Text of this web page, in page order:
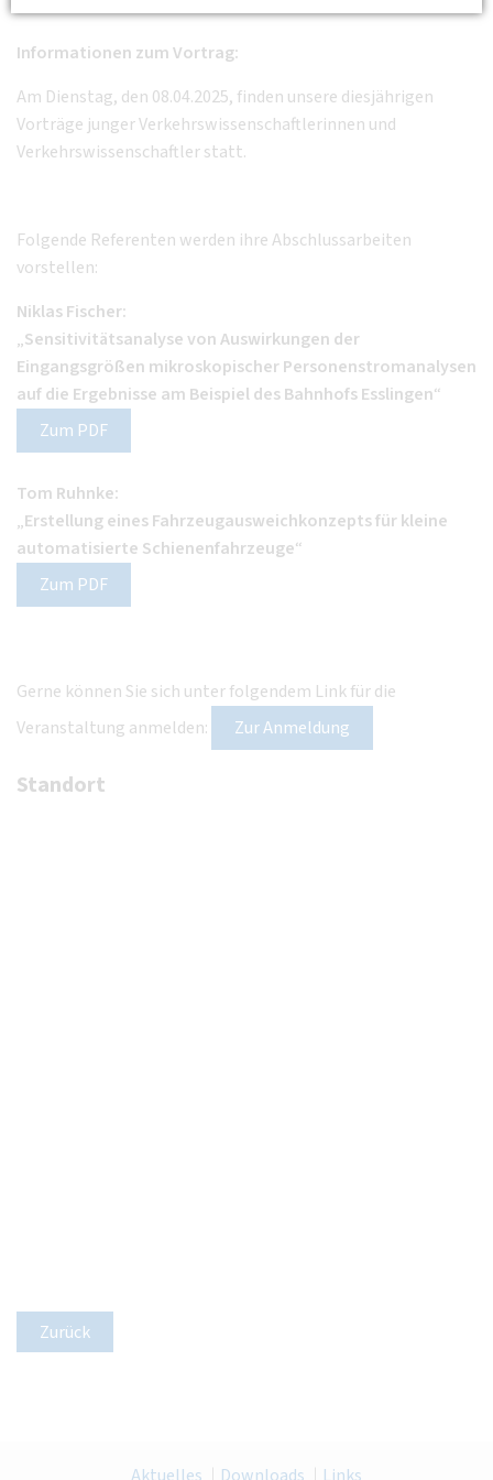
Informationen zum Vortrag:
Am Dienstag, den 08.04.2025, finden unsere diesjährigen
Vorträge junger Verkehrswissenschaftlerinnen und
Verkehrswissenschaftler statt.
Folgende Referenten werden ihre Abschlussarbeiten
vorstellen:
Niklas Fischer:
„Sensitivitätsanalyse von Auswirkungen der
Eingangsgrößen mikroskopischer Personenstromanalysen
auf die Ergebnisse am Beispiel des Bahnhofs Esslingen“
Zum PDF
Tom Ruhnke:
„Erstellung eines Fahrzeugausweichkonzepts für kleine
automatisierte Schienenfahrzeuge“
Zum PDF
Gerne können Sie sich unter folgendem Link für die
Veranstaltung anmelden:
Zur Anmeldung
Standort
Zurück